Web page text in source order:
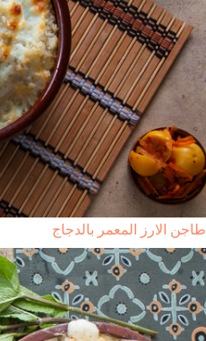
طاجن الارز المعمر بالدجاج